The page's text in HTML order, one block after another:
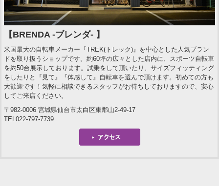
【BRENDA -ブレンダ- 】
米国最大の自転車メーカー『TREK(トレック)』を中心とした人気ブラン
ドを取り扱うショップです。約60坪の広々とした店内に、スポーツ自転車
を約50台展示しております。試乗をして頂いたり、サイズフィッティング
をしたりと『見て』『体感して』自転車を選んで頂けます。初めての方も
大歓迎です！気軽に相談できるスタッフがお待ちしておりますので、安心
してご来店ください。
〒982-0006 宮城県仙台市太白区東郡山2-49-17
TEL022-797-7739